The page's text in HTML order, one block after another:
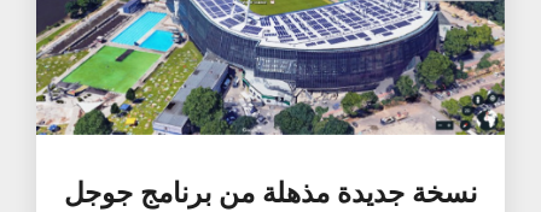
نسخة جديدة مذهلة من برنامج جوجل